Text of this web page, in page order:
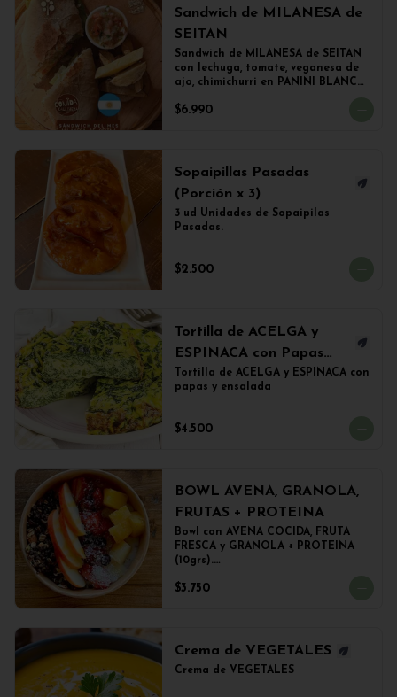
Sandwich de MILANESA de
SEITAN
Sandwich de MILANESA de SEITAN
con lechuga, tomate, veganesa de
ajo, chimichurri en PANINI BLANCO
$6.990
Sopaipillas Pasadas
(Porción x 3)
3 ud Unidades de Sopaipilas
Pasadas.
$2.500
Tortilla de ACELGA y
ESPINACA con Papas
Doradas y ensalada
Tortilla de ACELGA y ESPINACA con
papas y ensalada
$4.500
BOWL AVENA, GRANOLA,
FRUTAS + PROTEINA
Bowl con AVENA COCIDA, FRUTA
FRESCA y GRANOLA + PROTEINA
(10grs).
de 500grs aprox.
$3.750
Crema de VEGETALES
Crema de VEGETALES